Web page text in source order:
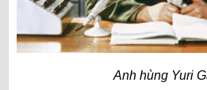
Anh hùng Yuri